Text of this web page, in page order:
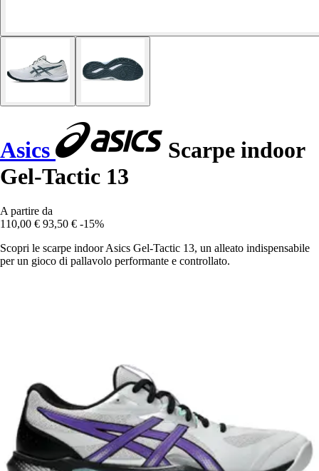
Asics
Scarpe indoor
Gel-Tactic 13
A partire da
110,00 € 93,50 € -15%
Scopri le scarpe indoor Asics Gel-Tactic 13, un alleato indispensabile
per un gioco di pallavolo performante e controllato.